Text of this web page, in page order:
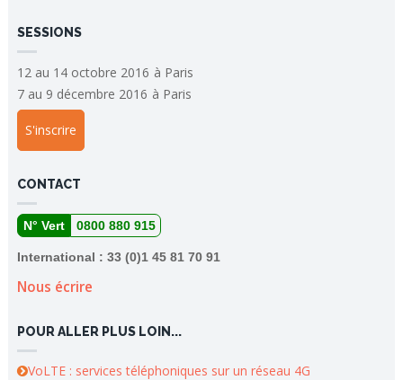
SESSIONS
12 au 14 octobre 2016 à Paris
7 au 9 décembre 2016 à Paris
S'inscrire
CONTACT
N° Vert 0800 880 915
International : 33 (0)1 45 81 70 91
Nous écrire
POUR ALLER PLUS LOIN...
VoLTE : services téléphoniques sur un réseau 4G